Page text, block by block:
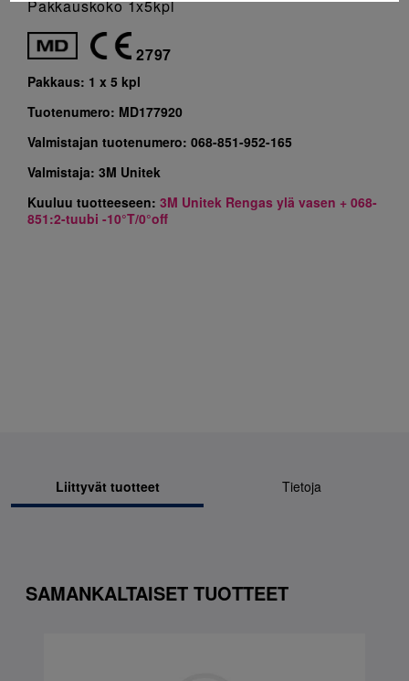
Pakkauskoko 1x5kpl
2797
Pakkaus: 1 x 5 kpl
Tuotenumero: MD177920
Valmistajan tuotenumero: 068-851-952-165
Valmistaja: 3M Unitek
Kuuluu tuotteeseen: 3M Unitek Rengas ylä vasen + 068-
851:2-tuubi -10°T/0°off
Liittyvät tuotteet Tietoja
SAMANKALTAISET TUOTTEET